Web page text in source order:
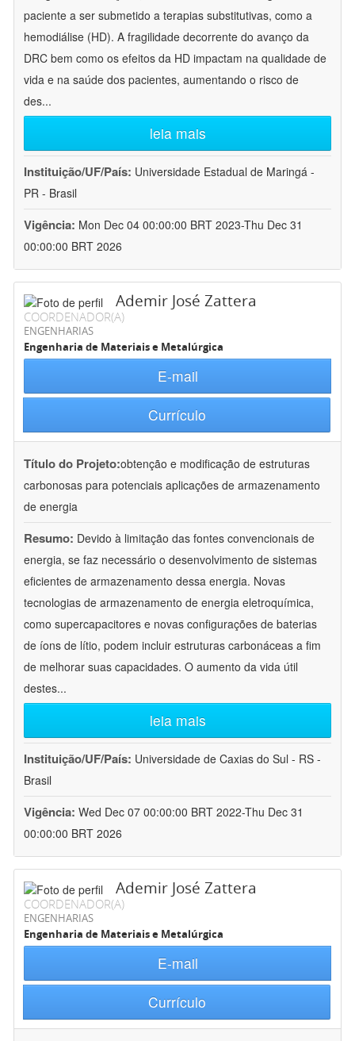
paciente a ser submetido a terapias substitutivas, como a
hemodiálise (HD). A fragilidade decorrente do avanço da
DRC bem como os efeitos da HD impactam na qualidade de
vida e na saúde dos pacientes, aumentando o risco de
des...
leia mais
Instituição/UF/País: Universidade Estadual de Maringá -
PR - Brasil
Vigência: Mon Dec 04 00:00:00 BRT 2023-Thu Dec 31
00:00:00 BRT 2026
Ademir José Zattera
COORDENADOR(A)
ENGENHARIAS
Engenharia de Materiais e Metalúrgica
E-mail
Currículo
Título do Projeto:obtenção e modificação de estruturas
carbonosas para potenciais aplicações de armazenamento
de energia
Resumo: Devido à limitação das fontes convencionais de
energia, se faz necessário o desenvolvimento de sistemas
eficientes de armazenamento dessa energia. Novas
tecnologias de armazenamento de energia eletroquímica,
como supercapacitores e novas configurações de baterias
de íons de lítio, podem incluir estruturas carbonáceas a fim
de melhorar suas capacidades. O aumento da vida útil
destes...
leia mais
Instituição/UF/País: Universidade de Caxias do Sul - RS -
Brasil
Vigência: Wed Dec 07 00:00:00 BRT 2022-Thu Dec 31
00:00:00 BRT 2026
Ademir José Zattera
COORDENADOR(A)
ENGENHARIAS
Engenharia de Materiais e Metalúrgica
E-mail
Currículo